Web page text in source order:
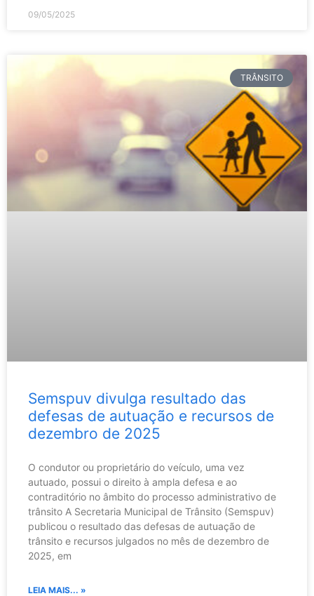
09/05/2025
TRÂNSITO
Semspuv divulga resultado das
defesas de autuação e recursos de
dezembro de 2025
O condutor ou proprietário do veículo, uma vez
autuado, possui o direito à ampla defesa e ao
contraditório no âmbito do processo administrativo de
trânsito A Secretaria Municipal de Trânsito (Semspuv)
publicou o resultado das defesas de autuação de
trânsito e recursos julgados no mês de dezembro de
2025, em
LEIA MAIS... »